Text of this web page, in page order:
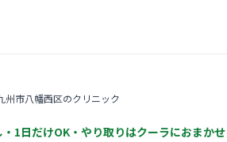
州市八幡西区のクリニック
1日だけOK・やり取りはクーラにおまかせ